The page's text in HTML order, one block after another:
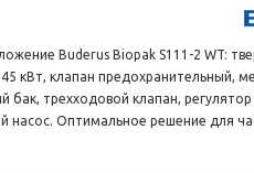
Buderus Biopak S111-2 WT:
кВт, клапан предохранительный,
бак, трехходовой клапан, регулятор
насос. Оптимальное решение для